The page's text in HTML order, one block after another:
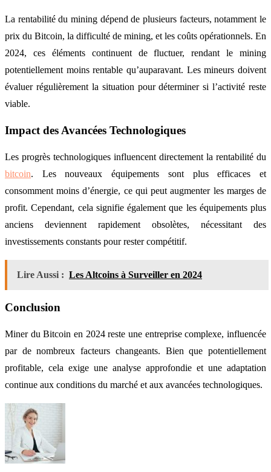
La rentabilité du mining dépend de plusieurs facteurs, notamment le
prix du Bitcoin, la difficulté de mining, et les coûts opérationnels. En
2024, ces éléments continuent de fluctuer, rendant le mining
potentiellement moins rentable qu’auparavant. Les mineurs doivent
évaluer régulièrement la situation pour déterminer si l’activité reste
viable.
Impact des Avancées Technologiques
Les progrès technologiques influencent directement la rentabilité du
bitcoin. Les nouveaux équipements sont plus efficaces et
consomment moins d’énergie, ce qui peut augmenter les marges de
profit. Cependant, cela signifie également que les équipements plus
anciens deviennent rapidement obsolètes, nécessitant des
investissements constants pour rester compétitif.
Lire Aussi : Les Altcoins à Surveiller en 2024
Conclusion
Miner du Bitcoin en 2024 reste une entreprise complexe, influencée
par de nombreux facteurs changeants. Bien que potentiellement
profitable, cela exige une analyse approfondie et une adaptation
continue aux conditions du marché et aux avancées technologiques.